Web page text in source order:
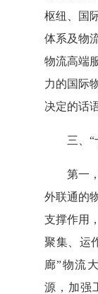
枢纽、国
体系及物
物流高端
力的国际
决定的话
三、
第一
外联通的
支撑作用
聚集、运
廊”物流
源，加强